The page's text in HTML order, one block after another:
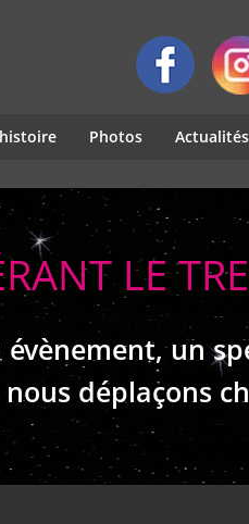
Photos Actualités
LE
un
déplaçons